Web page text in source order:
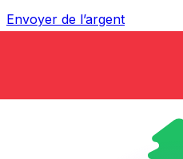
Envoyer de l’argent
L'application Xe réunit
nécessaires pour vos
et la gestion de vos devises.
programmez des alertes de